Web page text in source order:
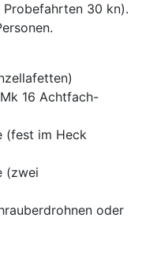
30 kn).
16 Achtfach-
(fest im Heck
(zwei
oder